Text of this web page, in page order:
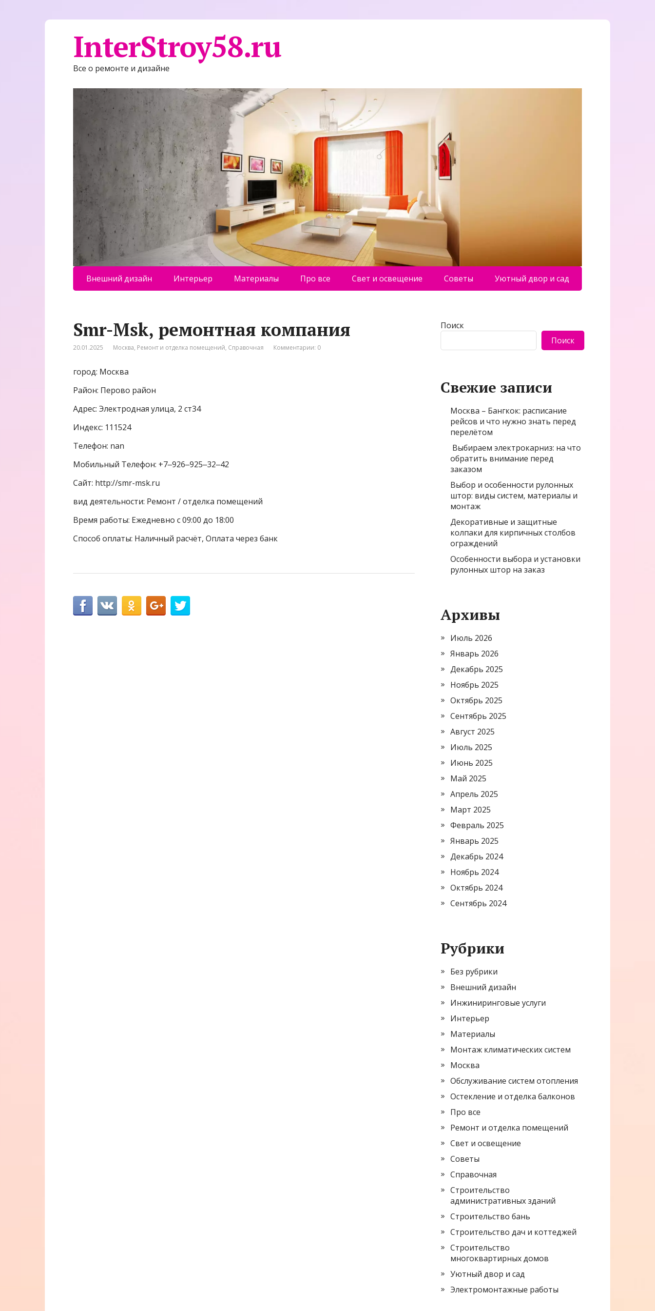
InterStroy58.ru
Все о ремонте и дизайне
Внешний дизайн Интерьер Материалы Про все Свет и освещение Советы Уютный двор и сад
Smr-Msk, ремонтная компания
20.01.2025 Москва, Ремонт и отделка помещений, Справочная Комментарии: 0
город: Москва
Район: Перово район
Адрес: Электродная улица, 2 ст34
Индекс: 111524
Телефон: nan
Мобильный Телефон: +7‒926‒925‒32‒42
Сайт: http://smr-msk.ru
вид деятельности: Ремонт / отделка помещений
Время работы: Ежедневно с 09:00 до 18:00
Способ оплаты: Наличный расчёт, Оплата через банк
Поиск
Поиск
Свежие записи
Москва – Бангкок: расписание
рейсов и что нужно знать перед
перелётом
Выбираем электрокарниз: на что
обратить внимание перед
заказом
Выбор и особенности рулонных
штор: виды систем, материалы и
монтаж
Декоративные и защитные
колпаки для кирпичных столбов
ограждений
Особенности выбора и установки
рулонных штор на заказ
Архивы
Июль 2026
Январь 2026
Декабрь 2025
Ноябрь 2025
Октябрь 2025
Сентябрь 2025
Август 2025
Июль 2025
Июнь 2025
Май 2025
Апрель 2025
Март 2025
Февраль 2025
Январь 2025
Декабрь 2024
Ноябрь 2024
Октябрь 2024
Сентябрь 2024
Рубрики
Без рубрики
Внешний дизайн
Инжиниринговые услуги
Интерьер
Материалы
Монтаж климатических систем
Москва
Обслуживание систем отопления
Остекление и отделка балконов
Про все
Ремонт и отделка помещений
Свет и освещение
Советы
Справочная
Строительство
административных зданий
Строительство бань
Строительство дач и коттеджей
Строительство
многоквартирных домов
Уютный двор и сад
Электромонтажные работы